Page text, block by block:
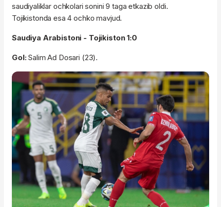
saudiyaliklar ochkolari sonini 9 taga etkazib oldi.
Tojikistonda esa 4 ochko mavjud.
Saudiya Arabistoni - Tojikiston 1:0
Gol:Salim Ad Dosari (23).